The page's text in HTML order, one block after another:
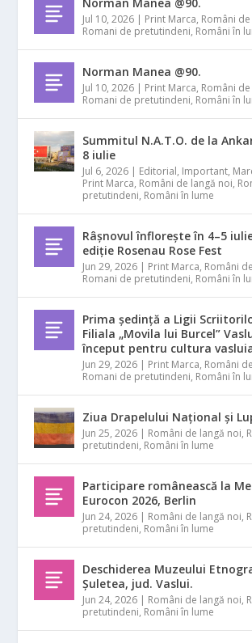
Jul 10, 2026 | Print Marca, Români
Romani de pretutindeni, Români în
Norman Manea @90.
Jul 10, 2026 | Print Marca, Români
Romani de pretutindeni, Români în
Summitul N.A.T.O. de la
8 iulie
Jul 6, 2026 | Editorial, Important,
Print Marca, Români de langă noi,
pretutindeni, Români în lume
Râșnovul înflorește în 4–5
ediție Rosenau Rose Fest
Jun 29, 2026 | Print Marca, Români
Romani de pretutindeni, Români în
Prima ședință a Ligii
Filiala „Movila lui Burcel”
început pentru cultura
Jun 29, 2026 | Print Marca, Români
Romani de pretutindeni, Români în
Ziua Drapelului Național și
Jun 25, 2026 | Români de langă noi,
pretutindeni, Români în lume
Participare românească la
Eurocon 2026, Berlin
Jun 24, 2026 | Români de langă noi,
pretutindeni, Români în lume
Deschiderea Muzeului
Șuletea, jud. Vaslui.
Jun 24, 2026 | Români de langă noi,
pretutindeni, Români în lume